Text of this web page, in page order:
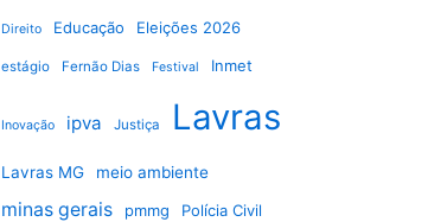
Direito Educação Eleições 2026
estágio Fernão Dias Festival Inmet
Inovação ipva Justiça Lavras
Lavras MG meio ambiente
minas gerais pmmg Polícia Civil